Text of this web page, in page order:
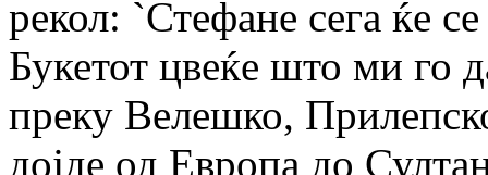
рекол: `Стефане сега ќе
Букетот цвеќе што ми го
преку Велешко,
дојде од Европа до